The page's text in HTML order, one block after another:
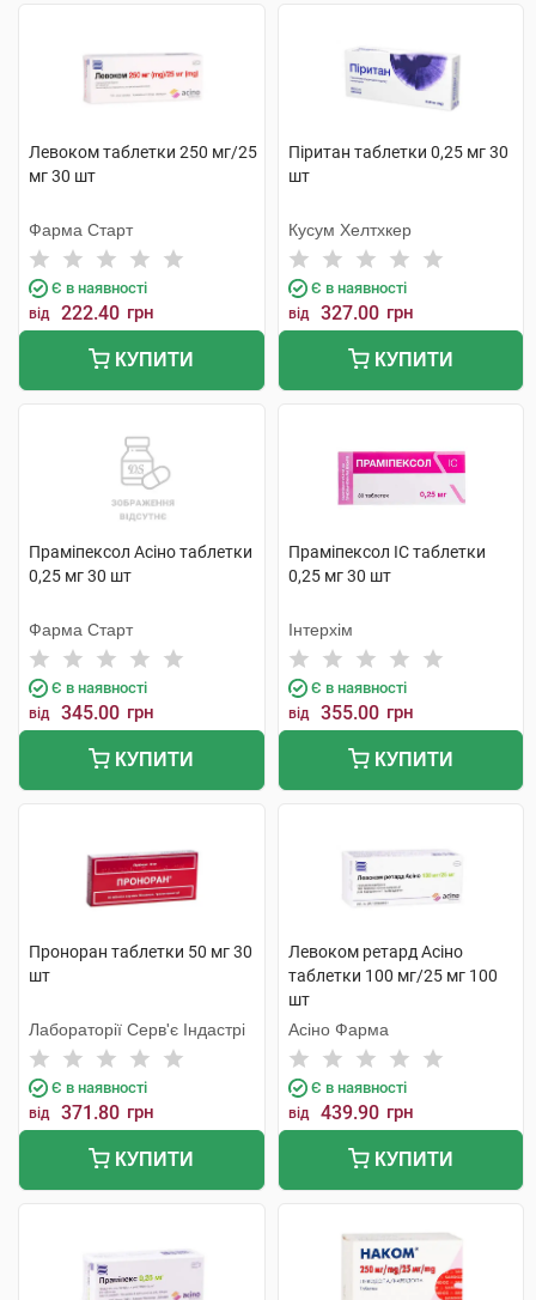
Левоком таблетки 250 мг/25
мг 30 шт
Фарма Старт
Є в наявності
від 222.40 грн
КУПИТИ
Піритан таблетки 0,25 мг 30
шт
Кусум Хелтхкер
Є в наявності
від 327.00 грн
КУПИТИ
Праміпексол Асіно таблетки
0,25 мг 30 шт
Фарма Старт
Є в наявності
від 345.00 грн
КУПИТИ
Праміпексол IC таблетки
0,25 мг 30 шт
Інтерхім
Є в наявності
від 355.00 грн
КУПИТИ
Проноран таблетки 50 мг 30
шт
Лабораторії Серв'є Індастрі
Є в наявності
від 371.80 грн
КУПИТИ
Левоком ретард Асіно
таблетки 100 мг/25 мг 100
шт
Асіно Фарма
Є в наявності
від 439.90 грн
КУПИТИ